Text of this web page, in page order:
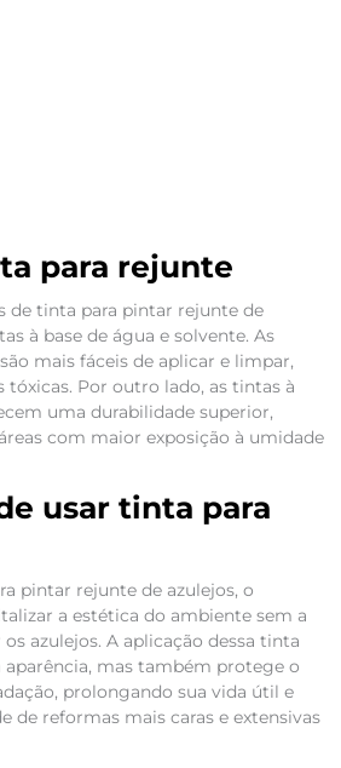
para rejunte
de tinta para pintar rejunte de
à base de água e solvente. As
mais fáceis de aplicar e limpar,
tóxicas. Por outro lado, as tintas à
uma durabilidade superior,
com maior exposição à umidade
usar tinta para
pintar rejunte de azulejos, o
a estética do ambiente sem a
azulejos. A aplicação dessa tinta
aparência, mas também protege o
prolongando sua vida útil e
de reformas mais caras e extensivas